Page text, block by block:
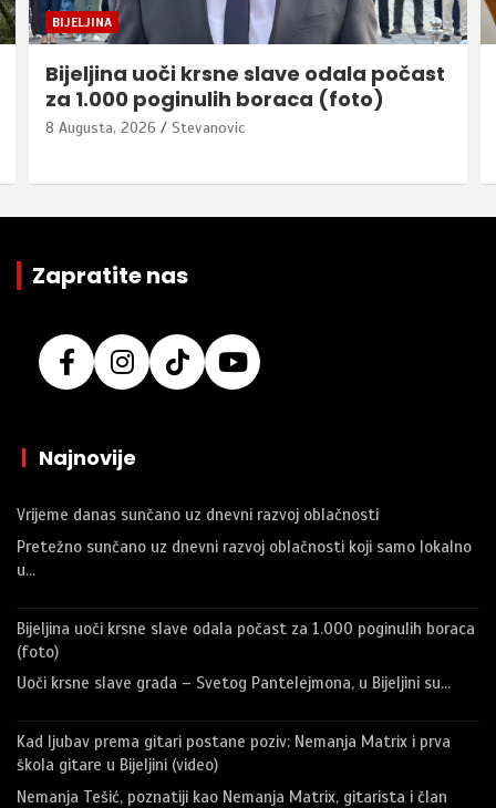
BIJELJINA
Bijeljina uoči krsne slave odala počast
za 1.000 poginulih boraca (foto)
8 Augusta, 2026 Stevanovic
Zapratite nas
| Najnovije
Vrijeme danas sunčano uz dnevni razvoj oblačnosti
Pretežno sunčano uz dnevni razvoj oblačnosti koji samo lokalno
u…
Bijeljina uoči krsne slave odala počast za 1.000 poginulih boraca
(foto)
Uoči krsne slave grada – Svetog Pantelejmona, u Bijeljini su…
Kad ljubav prema gitari postane poziv: Nemanja Matrix i prva
škola gitare u Bijeljini (video)
Nemanja Tešić, poznatiji kao Nemanja Matrix, gitarista i član